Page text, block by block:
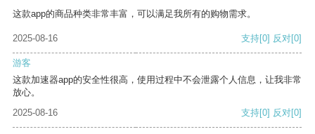
这款app的商品种类非常丰富，可以满足我所有的购物需求。
2025-08-16 支持[0] 反对[0]
游客
这款加速器app的安全性很高，使用过程中不会泄露个人信息，让我非常
放心。
2025-08-16
支持[0] 反对[0]